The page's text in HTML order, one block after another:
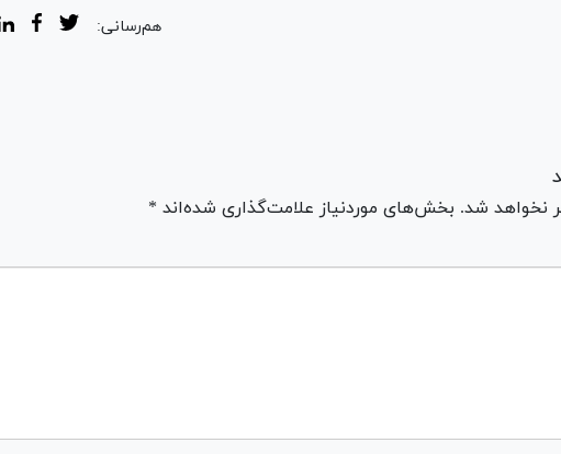
هم‌رسانی:
نخواهد شد. بخش‌های موردنیاز علامت‌گذاری شده‌اند *